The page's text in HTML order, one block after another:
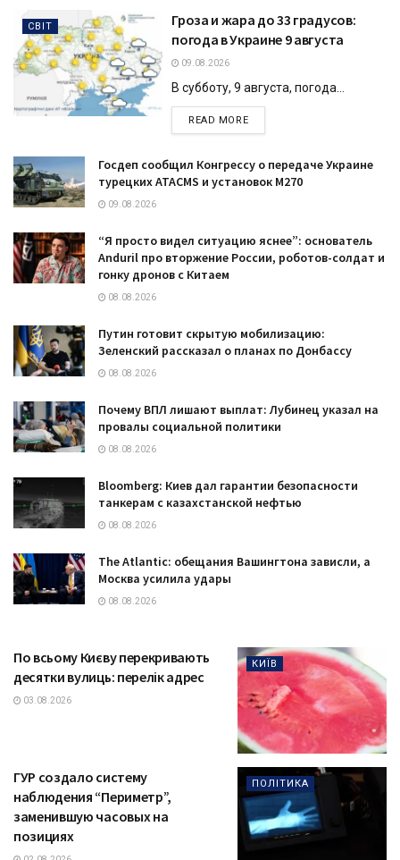
СВІТ
Гроза и жара до 33 градусов:
погода в Украине 9 августа
09.08.2026
В субботу, 9 августа, погода...
READ MOREDETAILS
Госдеп сообщил Конгрессу о передаче Украине
турецких ATACMS и установок M270
09.08.2026
“Я просто видел ситуацию яснее”: основатель
Anduril про вторжение России, роботов-солдат и
гонку дронов с Китаем
08.08.2026
Путин готовит скрытую мобилизацию:
Зеленский рассказал о планах по Донбассу
08.08.2026
Почему ВПЛ лишают выплат: Лубинец указал на
провалы социальной политики
08.08.2026
Bloomberg: Киев дал гарантии безопасности
танкерам с казахстанской нефтью
08.08.2026
The Atlantic: обещания Вашингтона зависли, а
Москва усилила удары
08.08.2026
КИЇВ
По всьому Києву перекривають
десятки вулиць: перелік адрес
03.08.2026
ПОЛІТИКА
ГУР создало систему
наблюдения “Периметр”,
заменившую часовых на
позициях